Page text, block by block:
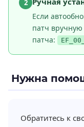
2
Если
патч вручную
патча:
Нужна
Обратитесь к